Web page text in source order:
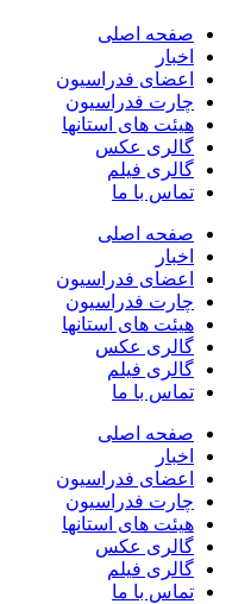
صفحه اصلی
اخبار
اعضای فدراسیون
چارت فدراسیون
هیئت های استانها
گالری عکس
گالری فیلم
تماس با ما
صفحه اصلی
اخبار
اعضای فدراسیون
چارت فدراسیون
هیئت های استانها
گالری عکس
گالری فیلم
تماس با ما
صفحه اصلی
اخبار
اعضای فدراسیون
چارت فدراسیون
هیئت های استانها
گالری عکس
گالری فیلم
تماس با ما